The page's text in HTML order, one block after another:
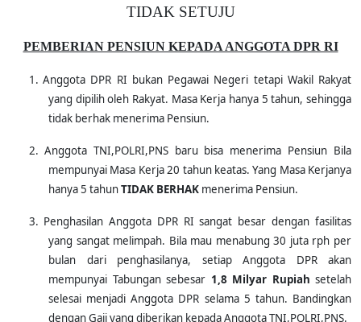
TIDAK SETUJU
PEMBERIAN PENSIUN KEPADA ANGGOTA DPR RI
1. Anggota DPR RI bukan Pegawai Negeri tetapi Wakil Rakyat
yang dipilih oleh Rakyat. Masa Kerja hanya 5 tahun, sehingga
tidak berhak menerima Pensiun.
2. Anggota TNI,POLRI,PNS baru bisa menerima Pensiun Bila
mempunyai Masa Kerja 20 tahun keatas. Yang Masa Kerjanya
hanya 5 tahunTIDAK BERHAK menerima Pensiun.
3. Penghasilan Anggota DPR RI sangat besar dengan fasilitas
yang sangat melimpah. Bila mau menabung 30 juta rph per
bulan dari penghasilanya, setiap Anggota DPR akan
mempunyai Tabungan sebesar 1,8 Milyar Rupiah setelah
selesai menjadi Anggota DPR selama 5 tahun. Bandingkan
dengan Gaji yang diberikan kepada Anggota TNI,POLRI,PNS.